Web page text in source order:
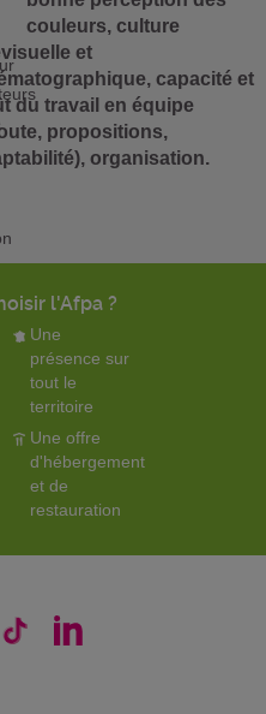
couleurs, culture
et
capacité et
du travail en équipe
propositions,
organisation.
l'Afpa ?
Une
présence sur
tout le
territoire
Une offre
d'hébergement
et de
restauration